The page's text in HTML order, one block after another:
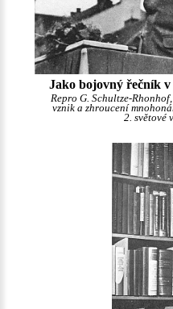
Jako bojovný řečník
Repro G. Schultze-
vznik a zhroucení
2. světové